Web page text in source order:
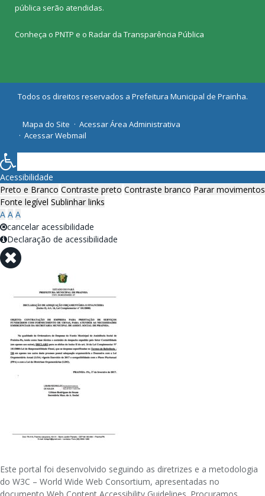
pública serão atendidas.
Conheça o PNTP e o Radar da Transparência Pública
Todos os direitos reservados a Prefeitura Municipal de Prainha.
Mapa do Site
Acessar Área Administrativa
Acessar Webmail
Acessibilidade
Preto e Branco Contraste preto Contraste branco Parar movimentos
Fonte legível Sublinhar links
A A A
cancelar acessibilidade
Declaração de acessibilidade
Este portal foi desenvolvido seguindo as diretrizes e a metodologia
do W3C – World Wide Web Consortium, apresentadas no